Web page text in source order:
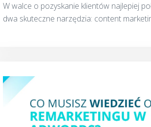
W walce o pozyskanie klientów najlepiej
dwa skuteczne narzędzia: content